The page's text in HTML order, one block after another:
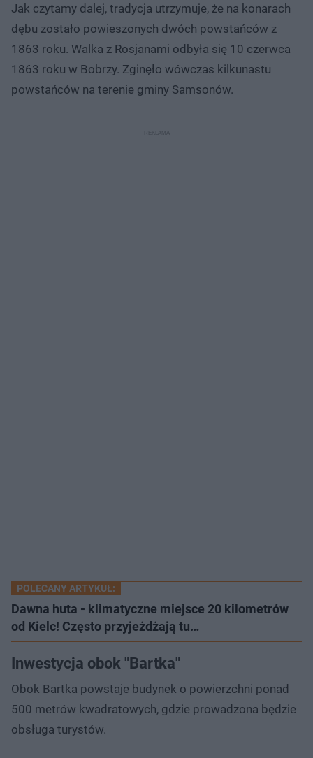
Jak czytamy dalej, tradycja utrzymuje, że na konarach
dębu zostało powieszonych dwóch powstańców z
1863 roku. Walka z Rosjanami odbyła się 10 czerwca
1863 roku w Bobrzy. Zginęło wówczas kilkunastu
powstańców na terenie gminy Samsonów.
POLECANY ARTYKUŁ:
Dawna huta - klimatyczne miejsce 20 kilometrów
od Kielc! Często przyjeżdżają tu…
Inwestycja obok "Bartka"
Obok Bartka powstaje budynek o powierzchni ponad
500 metrów kwadratowych, gdzie prowadzona będzie
obsługa turystów.